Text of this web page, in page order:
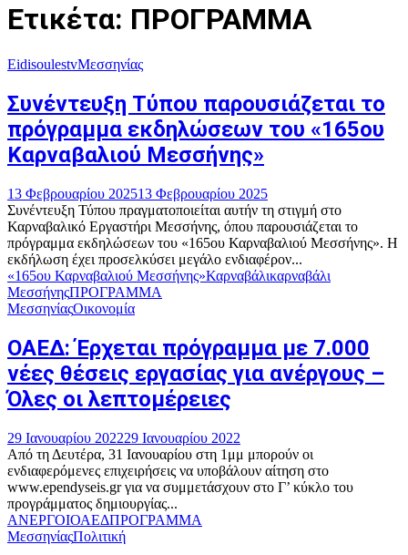
Ετικέτα: ΠΡΟΓΡΑΜΜΑ
EidisoulestvΜεσσηνίας
Συνέντευξη Τύπου παρουσιάζεται το
πρόγραμμα εκδηλώσεων του «165ου
Καρναβαλιού Μεσσήνης»
13 Φεβρουαρίου 202513 Φεβρουαρίου 2025
Συνέντευξη Τύπου πραγματοποιείται αυτήν τη στιγμή στο
Καρναβαλικό Εργαστήρι Μεσσήνης, όπου παρουσιάζεται το
πρόγραμμα εκδηλώσεων του «165ου Καρναβαλιού Μεσσήνης». Η
εκδήλωση έχει προσελκύσει μεγάλο ενδιαφέρον...
«165ου Καρναβαλιού Μεσσήνης»Καρναβάλικαρναβάλι
ΜεσσήνηςΠΡΟΓΡΑΜΜΑ
ΜεσσηνίαςΟικονομία
ΟΑΕΔ: Έρχεται πρόγραμμα με 7.000
νέες θέσεις εργασίας για ανέργους –
Όλες οι λεπτομέρειες
29 Ιανουαρίου 202229 Ιανουαρίου 2022
Από τη Δευτέρα, 31 Ιανουαρίου στη 1μμ μπορούν οι
ενδιαφερόμενες επιχειρήσεις να υποβάλουν αίτηση στο
www.ependyseis.gr για να συμμετάσχουν στο Γ’ κύκλο του
προγράμματος δημιουργίας...
ΑΝΕΡΓΟΙΟΑΕΔΠΡΟΓΡΑΜΜΑ
ΜεσσηνίαςΠολιτική